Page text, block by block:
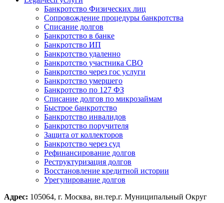
Банкротство Физических лиц
Сопровождение процедуры банкротства
Списание долгов
Банкротство в банке
Банкротство ИП
Банкротство удаленно
Банкротство участника СВО
Банкротство через гос услуги
Банкротство умершего
Банкротство по 127 ФЗ
Списание долгов по микрозаймам
Быстрое банкротство
Банкротство инвалидов
Банкротство поручителя
Защита от коллекторов
Банкротство через суд
Рефинансирование долгов
Реструктуризация долгов
Восстановление кредитной истории
Урегулирование долгов
Адрес: 105064, г. Москва, вн.тер.г. Муниципальный Округ